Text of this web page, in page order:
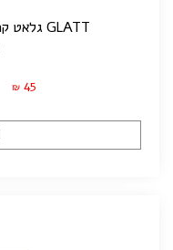
GLATT גלאט קרם החלקה מספר 0 | 82 מ"ל
₪ 45